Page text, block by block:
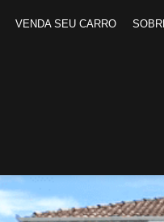
VENDA SEU CARRO